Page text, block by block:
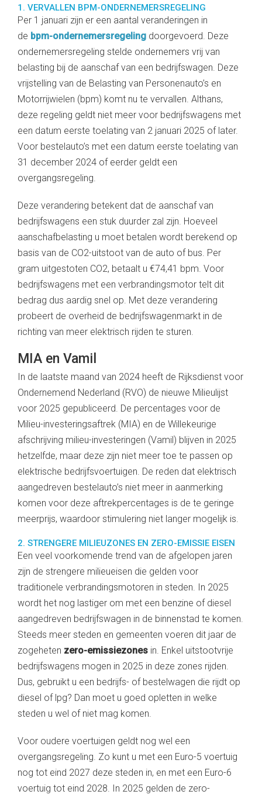
1. VERVALLEN BPM-ONDERNEMERSREGELING
Per 1 januari zijn er een aantal veranderingen in
de bpm-ondernemersregeling doorgevoerd. Deze
ondernemersregeling stelde ondernemers vrij van
belasting bij de aanschaf van een bedrijfswagen. Deze
vrijstelling van de Belasting van Personenauto’s en
Motorrijwielen (bpm) komt nu te vervallen. Althans,
deze regeling geldt niet meer voor bedrijfswagens met
een datum eerste toelating van 2 januari 2025 of later.
Voor bestelauto’s met een datum eerste toelating van
31 december 2024 of eerder geldt een
overgangsregeling.
Deze verandering betekent dat de aanschaf van
bedrijfswagens een stuk duurder zal zijn. Hoeveel
aanschafbelasting u moet betalen wordt berekend op
basis van de CO2-uitstoot van de auto of bus. Per
gram uitgestoten CO2, betaalt u €74,41 bpm. Voor
bedrijfswagens met een verbrandingsmotor telt dit
bedrag dus aardig snel op. Met deze verandering
probeert de overheid de bedrijfswagenmarkt in de
richting van meer elektrisch rijden te sturen.
MIA en Vamil
In de laatste maand van 2024 heeft de Rijksdienst voor
Ondernemend Nederland (RVO) de nieuwe Milieulijst
voor 2025 gepubliceerd. De percentages voor de
Milieu-investeringsaftrek (MIA) en de Willekeurige
afschrijving milieu-investeringen (Vamil) blijven in 2025
hetzelfde, maar deze zijn niet meer toe te passen op
elektrische bedrijfsvoertuigen. De reden dat elektrisch
aangedreven bestelauto’s niet meer in aanmerking
komen voor deze aftrekpercentages is de te geringe
meerprijs, waardoor stimulering niet langer mogelijk is.
2. STRENGERE MILIEUZONES EN ZERO-EMISSIE EISEN
Een veel voorkomende trend van de afgelopen jaren
zijn de strengere milieueisen die gelden voor
traditionele verbrandingsmotoren in steden. In 2025
wordt het nog lastiger om met een benzine of diesel
aangedreven bedrijfswagen in de binnenstad te komen.
Steeds meer steden en gemeenten voeren dit jaar de
zogeheten zero-emissiezones in. Enkel uitstootvrije
bedrijfswagens mogen in 2025 in deze zones rijden.
Dus, gebruikt u een bedrijfs- of bestelwagen die rijdt op
diesel of lpg? Dan moet u goed opletten in welke
steden u wel of niet mag komen.
Voor oudere voertuigen geldt nog wel een
overgangsregeling. Zo kunt u met een Euro-5 voertuig
nog tot eind 2027 deze steden in, en met een Euro-6
voertuig tot eind 2028. In 2025 gelden de zero-